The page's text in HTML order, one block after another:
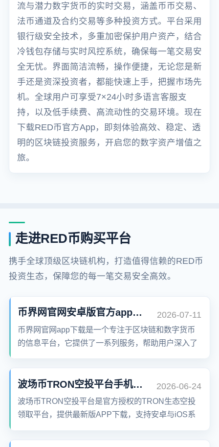
流与潜力数字货币的实时交易，涵盖币币交易、
法币通道及合约交易等多种投资方式。平台采用
银行级安全技术，多重加密保护用户资产，结合
冷钱包存储与实时风控系统，确保每一笔交易安
全无忧。界面简洁流畅，操作便捷，无论您是新
手还是资深投资者，都能快速上手，把握市场先
机。全球用户可享受7×24小时多语言客服支
持，以及低手续费、高流动性的交易环境。现在
下载RED币官方App，即刻体验高效、稳定、透
明的区块链投资服务，开启您的数字资产增值之
旅。
走进RED币购买平台
携手全球顶级区块链机构，打造值得信赖的RED币
投资生态，保障您的每一笔交易安全高效。
币界网官网安卓版官方app下载 2026-07-11
币界网官网app下载是一个专注于区块链和数字货币
的信息平台，它提供了一系列服务，帮助用户深入了
波场币TRON空投平台手机版app下载 2026-06-24
波场币TRON空投平台是官方授权的TRON生态空投
领取平台，提供最新版APP下载，支持安卓与iOS系
TRX代币奖励，享受波场区块链生态红利。